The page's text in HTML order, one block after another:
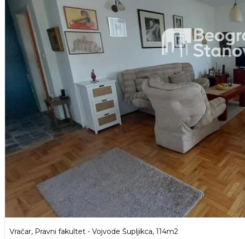
Vračar, Pravni fakultet - Vojvode Šupljikca, 114m2